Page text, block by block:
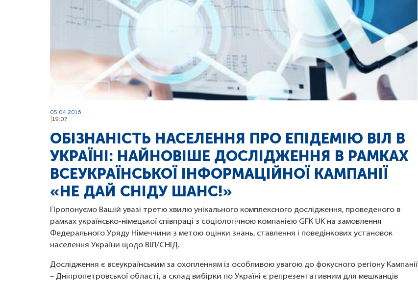
05.04.2016
19:07
ОБІЗНАНІСТЬ НАСЕЛЕННЯ ПРО ЕПІДЕМІЮ ВІЛ В
УКРАЇНІ: НАЙНОВІШЕ ДОСЛІДЖЕННЯ В РАМКАХ
ВСЕУКРАЇНСЬКОЇ ІНФОРМАЦІЙНОЇ КАМПАНІЇ
«НЕ ДАЙ СНІДУ ШАНС!»
Пропонуємо Вашій увазі третю хвилю унікального комплексного дослідження, проведеного в
рамках українсько-німецької співпраці з соціологічною компанією GFK UK на замовлення
Федерального Уряду Німеччини з метою оцінки знань, ставлення і поведінкових установок
населення України щодо ВІЛ/СНІД.
Дослідження є всеукраїнським за охопленням із особливою увагою до фокусного регіону Кампанії
– Дніпропетровської області, а склад вибірки по Україні є репрезентативним для мешканців